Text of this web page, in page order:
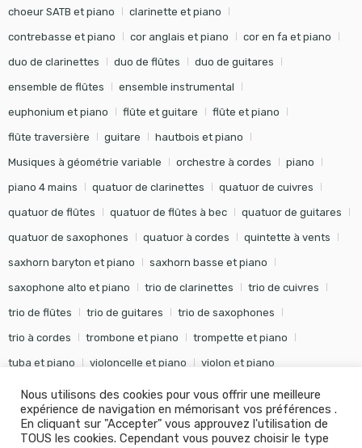
choeur SATB et piano clarinette et piano
contrebasse et piano cor anglais et piano cor en fa et piano
duo de clarinettes duo de flûtes duo de guitares
ensemble de flûtes ensemble instrumental
euphonium et piano flûte et guitare flûte et piano
flûte traversière guitare hautbois et piano
Musiques à géométrie variable orchestre à cordes piano
piano 4 mains quatuor de clarinettes quatuor de cuivres
quatuor de flûtes quatuor de flûtes à bec quatuor de guitares
quatuor de saxophones quatuor à cordes quintette à vents
saxhorn baryton et piano saxhorn basse et piano
saxophone alto et piano trio de clarinettes trio de cuivres
trio de flûtes trio de guitares trio de saxophones
trio à cordes trombone et piano trompette et piano
tuba et piano violoncelle et piano violon et piano
Nous utilisons des cookies pour vous offrir une meilleure
expérience de navigation en mémorisant vos préférences .
En cliquant sur "Accepter" vous approuvez l'utilisation de
TOUS les cookies. Cependant vous pouvez choisir le type